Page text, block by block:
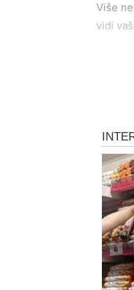
Više
vidi
strast
Ovo